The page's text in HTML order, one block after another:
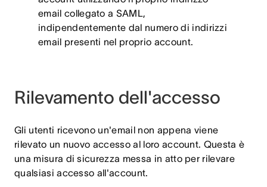
email collegato a SAML,
indipendentemente dal numero di indirizzi
email presenti nel proprio account.
Rilevamento dell'accesso
Gli utenti ricevono un'email non appena viene
rilevato un nuovo accesso al loro account. Questa è
una misura di sicurezza messa in atto per rilevare
qualsiasi accesso all'account.